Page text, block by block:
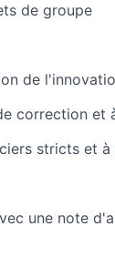
de groupe
de
correction
stricts et
une note